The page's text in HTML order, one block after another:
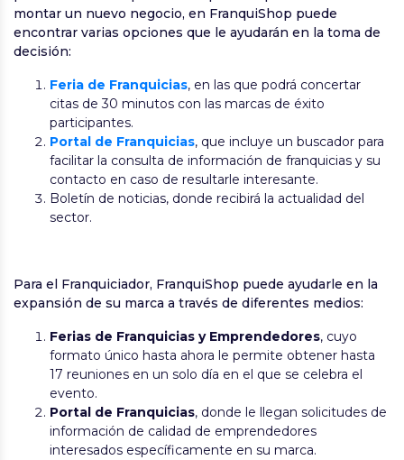
montar un nuevo negocio, en FranquiShop puede
encontrar varias opciones que le ayudarán en la toma de
decisión:
Feria de Franquicias, en las que podrá concertar
citas de 30 minutos con las marcas de éxito
participantes.
Portal de Franquicias, que incluye un buscador para
facilitar la consulta de información de franquicias y su
contacto en caso de resultarle interesante.
Boletín de noticias, donde recibirá la actualidad del
sector.
Para el Franquiciador, FranquiShop puede ayudarle en la
expansión de su marca a través de diferentes medios:
Ferias de Franquicias y Emprendedores, cuyo
formato único hasta ahora le permite obtener hasta
17 reuniones en un solo día en el que se celebra el
evento.
Portal de Franquicias, donde le llegan solicitudes de
información de calidad de emprendedores
interesados específicamente en su marca.